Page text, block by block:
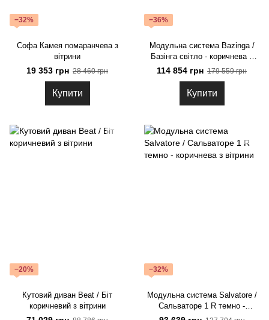
−32%
Софа Камея помаранчева з
вітрини
19 353 грн 28 460 грн
Купити
−36%
Модульна система Bazinga /
Базінга світло - коричнева з
вітрини
114 854 грн 179 559 грн
Купити
−20%
Кутовий диван Beat / Біт
коричневий з вітрини
−32%
Модульна система Salvatore /
Сальваторе 1 R темно -
коричнева з вітрини